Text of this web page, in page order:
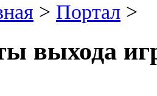
> Портал >
выхода